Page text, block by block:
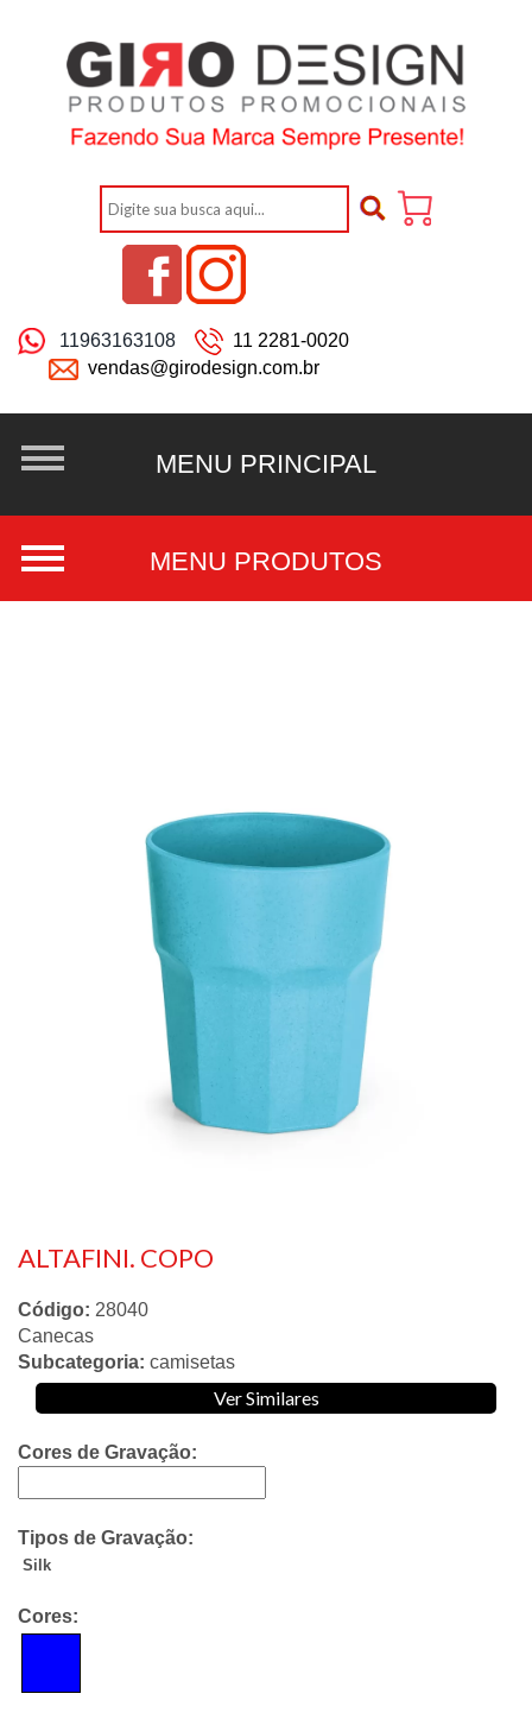
11963163108
11 2281-0020
vendas@girodesign.com.br
ALTAFINI. COPO
Código: 28040
Canecas
Subcategoria: camisetas
Ver Similares
Cores de Gravação:
Tipos de Gravação:
Silk
Cores: